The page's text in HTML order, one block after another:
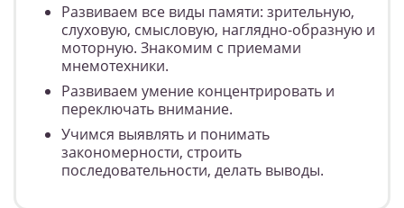
Развиваем все виды памяти: зрительную,
слуховую, смысловую, наглядно-образную и
моторную. Знакомим с приемами
мнемотехники.
Развиваем умение концентрировать и
переключать внимание.
Учимся выявлять и понимать
закономерности, строить
последовательности, делать выводы.